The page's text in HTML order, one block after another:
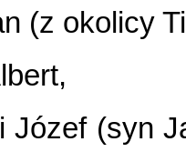
(z okolicy
Józef (syn